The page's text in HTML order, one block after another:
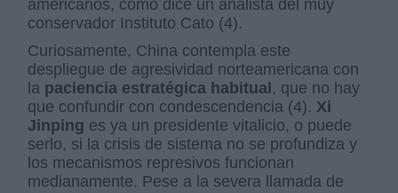
americanos, como dice un analista del muy
conservador Instituto Cato (4).
Curiosamente, China contempla este
despliegue de agresividad norteamericana con
la paciencia estratégica habitual, que no hay
que confundir con condescendencia (4). Xi
Jinping es ya un presidente vitalicio, o puede
serlo, si la crisis de sistema no se profundiza y
los mecanismos represivos funcionan
medianamente. Pese a la severa llamada de